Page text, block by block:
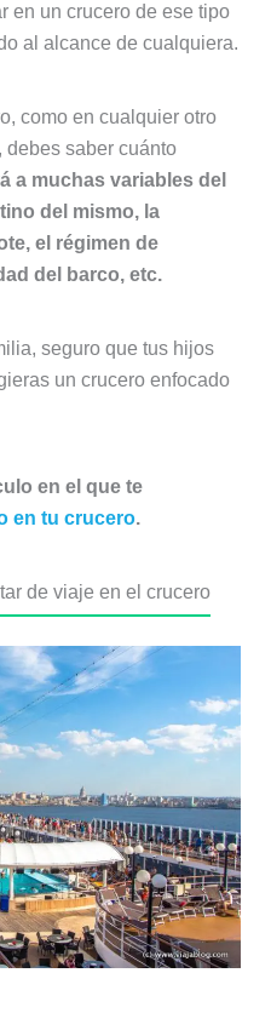
en un crucero de ese tipo
al alcance de cualquiera.
como en cualquier otro
debes saber cuánto
a muchas variables del
del mismo, la
el régimen de
del barco, etc.
seguro que tus hijos
un crucero enfocado
en el que te
en tu crucero.
de viaje en el crucero